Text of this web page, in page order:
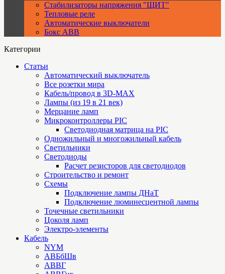
Стабилизаторы напряжения "ЩИТ"
Тепловые реле
Автоматические выключатели
Бокс ABB
Категории
Статьи
Автоматический выключатель
Все розетки мира
Кабель/провод в 3D-MAX
Лампы (из 19 в 21 век)
Мерцание ламп
Микроконтроллеры PIC
Cветодиодная матрица на PIC
Одножильный и многожильный кабель
Светильники
Светодиоды
Расчет резисторов для светодиодов
Строительство и ремонт
Схемы
Подключение лампы ДНаТ
Подключение люминесцентной лампы
Точечные светильники
Цоколя ламп
Электро-элементы
Кабель
NYM
АВБбШв
АВВГ